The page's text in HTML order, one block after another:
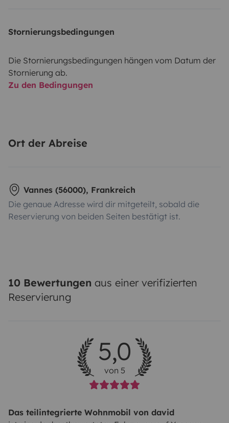
Stornierungsbedingungen
Die Stornierungsbedingungen hängen vom Datum der
Stornierung ab.
Zu den Bedingungen
Ort der Abreise
Vannes (56000), Frankreich
Die genaue Adresse wird dir mitgeteilt, sobald die
Reservierung von beiden Seiten bestätigt ist.
10 Bewertungen aus einer verifizierten
Reservierung
5,0
von 5
Das teilintegrierte Wohnmobil von david